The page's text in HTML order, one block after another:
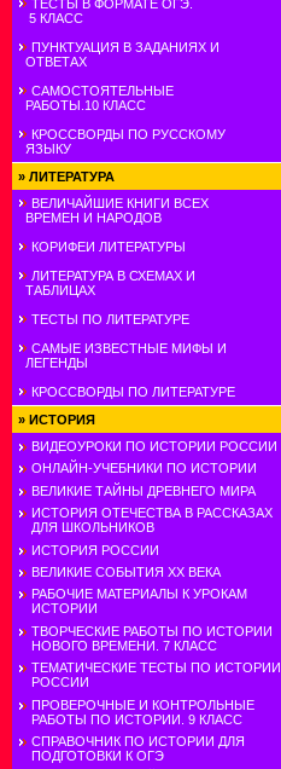
ТЕСТЫ В ФОРМАТЕ ОГЭ.
5 КЛАСС
ПУНКТУАЦИЯ В ЗАДАНИЯХ И
ОТВЕТАХ
САМОСТОЯТЕЛЬНЫЕ
РАБОТЫ.10 КЛАСС
КРОССВОРДЫ ПО РУССКОМУ
ЯЗЫКУ
» ЛИТЕРАТУРА
ВЕЛИЧАЙШИЕ КНИГИ ВСЕХ
ВРЕМЕН И НАРОДОВ
КОРИФЕИ ЛИТЕРАТУРЫ
ЛИТЕРАТУРА В СХЕМАХ И
ТАБЛИЦАХ
ТЕСТЫ ПО ЛИТЕРАТУРЕ
САМЫЕ ИЗВЕСТНЫЕ МИФЫ И
ЛЕГЕНДЫ
КРОССВОРДЫ ПО ЛИТЕРАТУРЕ
» ИСТОРИЯ
ВИДЕОУРОКИ ПО ИСТОРИИ РОССИИ
ОНЛАЙН-УЧЕБНИКИ ПО ИСТОРИИ
ВЕЛИКИЕ ТАЙНЫ ДРЕВНЕГО МИРА
ИСТОРИЯ ОТЕЧЕСТВА В РАССКАЗАХ
ДЛЯ ШКОЛЬНИКОВ
ИСТОРИЯ РОССИИ
ВЕЛИКИЕ СОБЫТИЯ ХХ ВЕКА
РАБОЧИЕ МАТЕРИАЛЫ К УРОКАМ
ИСТОРИИ
ТВОРЧЕСКИЕ РАБОТЫ ПО ИСТОРИИ
НОВОГО ВРЕМЕНИ. 7 КЛАСС
ТЕМАТИЧЕСКИЕ ТЕСТЫ ПО ИСТОРИИ
РОССИИ
ПРОВЕРОЧНЫЕ И КОНТРОЛЬНЫЕ
РАБОТЫ ПО ИСТОРИИ. 9 КЛАСС
СПРАВОЧНИК ПО ИСТОРИИ ДЛЯ
ПОДГОТОВКИ К ОГЭ